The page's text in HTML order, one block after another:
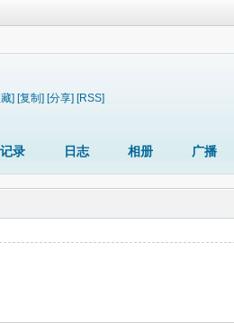
] [复制] [分享] [RSS]
记录 日志 相册 广播